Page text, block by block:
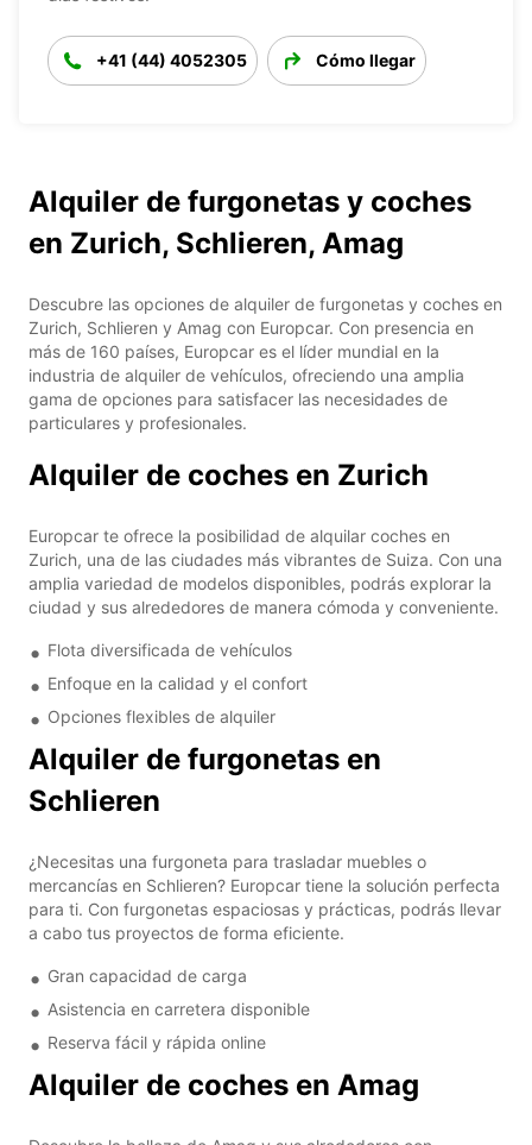
+41 (44) 4052305 Cómo llegar
Alquiler de furgonetas y coches
en Zurich, Schlieren, Amag
Descubre las opciones de alquiler de furgonetas y coches en
Zurich, Schlieren y Amag con Europcar. Con presencia en
más de 160 países, Europcar es el líder mundial en la
industria de alquiler de vehículos, ofreciendo una amplia
gama de opciones para satisfacer las necesidades de
particulares y profesionales.
Alquiler de coches en Zurich
Europcar te ofrece la posibilidad de alquilar coches en
Zurich, una de las ciudades más vibrantes de Suiza. Con una
amplia variedad de modelos disponibles, podrás explorar la
ciudad y sus alrededores de manera cómoda y conveniente.
Flota diversificada de vehículos
Enfoque en la calidad y el confort
Opciones flexibles de alquiler
Alquiler de furgonetas en
Schlieren
¿Necesitas una furgoneta para trasladar muebles o
mercancías en Schlieren? Europcar tiene la solución perfecta
para ti. Con furgonetas espaciosas y prácticas, podrás llevar
a cabo tus proyectos de forma eficiente.
Gran capacidad de carga
Asistencia en carretera disponible
Reserva fácil y rápida online
Alquiler de coches en Amag